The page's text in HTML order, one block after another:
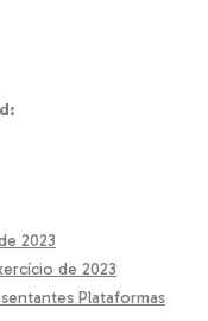
2023
de 2023
Plataformas